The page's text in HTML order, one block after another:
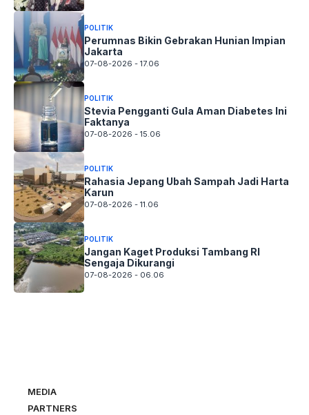
POLITIK
Perumnas Bikin Gebrakan Hunian Impian
Jakarta
07-08-2026 - 17.06
POLITIK
Stevia Pengganti Gula Aman Diabetes Ini
Faktanya
07-08-2026 - 15.06
POLITIK
Rahasia Jepang Ubah Sampah Jadi Harta
Karun
07-08-2026 - 11.06
POLITIK
Jangan Kaget Produksi Tambang RI
Sengaja Dikurangi
07-08-2026 - 06.06
MEDIA
PARTNERS